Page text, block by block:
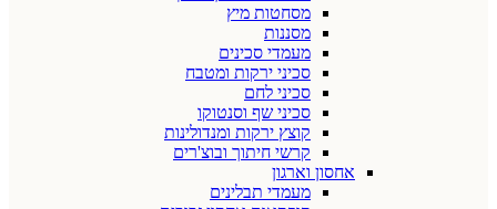
מסחטות מיץ
מסננות
מעמדי סכינים
סכיני ירקות ומטבח
סכיני לחם
סכיני שף וסנטוקו
קוצץ ירקות ומנדולינות
קרשי חיתוך ובוצ'רים
אחסון וארגון
מעמדי תבלינים